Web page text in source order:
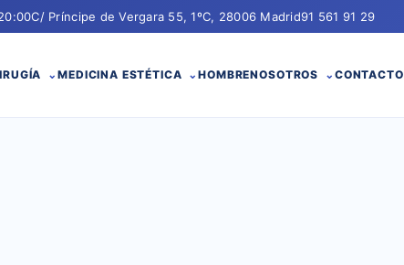
C/ Príncipe de Vergara 55, 1ºC, 28006 Madrid91 561 91 29
MEDICINA ESTÉTICA HOMBRENOSOTROS CONTACTO